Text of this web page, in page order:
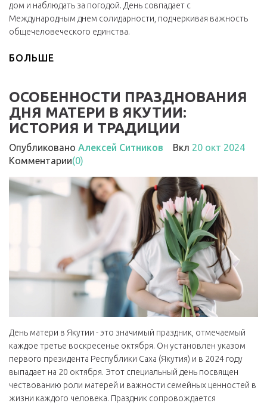
дом и наблюдать за погодой. День совпадает с
Международным днем солидарности, подчеркивая важность
общечеловеческого единства.
БОЛЬШЕ
ОСОБЕННОСТИ ПРАЗДНОВАНИЯ
ДНЯ МАТЕРИ В ЯКУТИИ:
ИСТОРИЯ И ТРАДИЦИИ
Опубликовано Алексей Ситников Вкл 20 окт 2024
Комментарии(0)
День матери в Якутии - это значимый праздник, отмечаемый
каждое третье воскресенье октября. Он установлен указом
первого президента Республики Саха (Якутия) и в 2024 году
выпадает на 20 октября. Этот специальный день посвящен
чествованию роли матерей и важности семейных ценностей в
жизни каждого человека. Праздник сопровождается